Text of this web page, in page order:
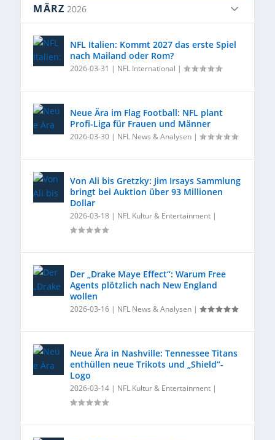
MÄRZ 2026
NFL Italien: Kommt 2027 das erste Spiel
nach Mailand oder Rom?
2026-03-31 | NFL International |
Neue Ära im Flag Football: NFL plant
Profi-Liga für Frauen und Männer
2026-03-30 | NFL News & Analysen |
Von Ali bis Gretzky: Jim Irsays Sammlung
bringt bei Auktion über 93 Millionen
Dollar
2026-03-18 | NFL Kultur & Entertainment |
Der „Drake Maye Effect“: Warum Free
Agents plötzlich nach New England
wollen
2026-03-16 | NFL News & Analysen |
Neue Ära in Nashville: Tennessee Titans
enthüllen neue Trikots und „Shield“-
Logo
2026-03-14 | NFL Kultur & Entertainment |